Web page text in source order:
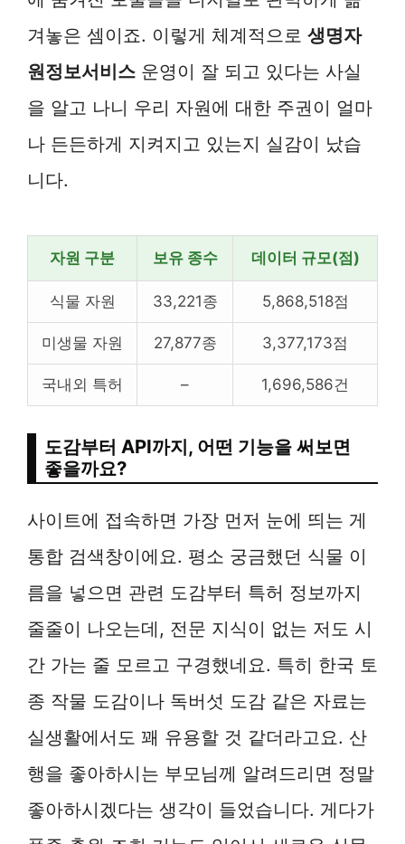
겨놓은 셈이죠. 이렇게 체계적으로 생명자
원정보서비스 운영이 잘 되고 있다는 사실
을 알고 나니 우리 자원에 대한 주권이 얼마
나 든든하게 지켜지고 있는지 실감이 났습
니다.
자원 구분 보유 종수 데이터 규모(점)
식물 자원 33,221종 5,868,518점
미생물 자원 27,877종 3,377,173점
국내외 특허 – 1,696,586건
도감부터 API까지, 어떤 기능을 써보면
좋을까요?
사이트에 접속하면 가장 먼저 눈에 띄는 게
통합 검색창이에요. 평소 궁금했던 식물 이
름을 넣으면 관련 도감부터 특허 정보까지
줄줄이 나오는데, 전문 지식이 없는 저도 시
간 가는 줄 모르고 구경했네요. 특히 한국 토
종 작물 도감이나 독버섯 도감 같은 자료는
실생활에서도 꽤 유용할 것 같더라고요. 산
행을 좋아하시는 부모님께 알려드리면 정말
좋아하시겠다는 생각이 들었습니다. 게다가